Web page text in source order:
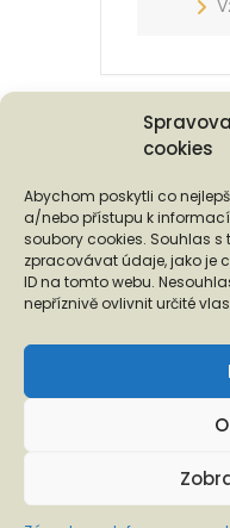
cookies
Abychom poskytli co
a/nebo přístupu k
soubory cookies. Souhlas
zpracovávat údaje, jako je
ID na tomto webu.
nepříznivě ovlivnit určité
Podporují nás...
❬
Informace o ochraně